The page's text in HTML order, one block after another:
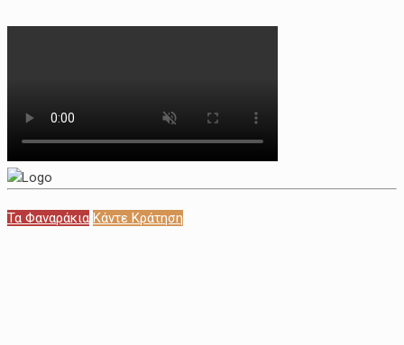
Τα Φαναράκια Κάντε Κράτηση